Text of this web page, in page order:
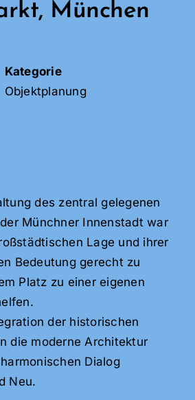
München
Kategorie
Objektplanung
des zentral gelegenen
Münchner Innenstadt war
Lage und ihrer
Bedeutung gerecht zu
Platz zu einer eigenen
der historischen
die moderne Architektur
Dialog
Neu.